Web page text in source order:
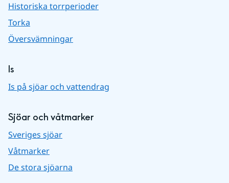
Historiska torrperioder
Torka
Översvämningar
Is
Is på sjöar och vattendrag
Sjöar och våtmarker
Sveriges sjöar
Våtmarker
De stora sjöarna